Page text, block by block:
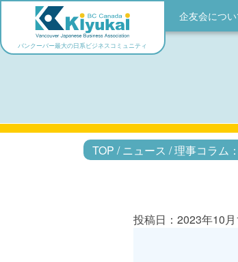
バンクーバー最大の日系ビジネスコミュニティ
企友会につい
TOP /ニュース /理事コラム
投稿日：2023年10月